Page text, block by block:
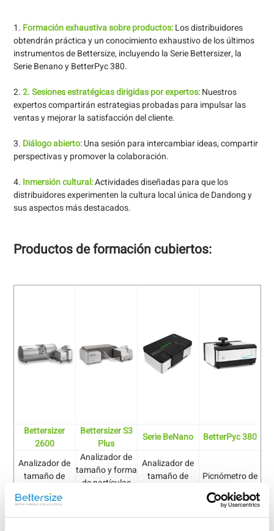
1. Formación exhaustiva sobre productos:Los distribuidores
obtendrán práctica y un conocimiento exhaustivo de los últimos
instrumentos de Bettersize, incluyendo la Serie Bettersizer, la
Serie Benano y BetterPyc 380.
2.2. Sesiones estratégicas dirigidas por expertos:Nuestros
expertos compartirán estrategias probadas para impulsar las
ventas y mejorar la satisfacción del cliente.
3. Diálogo abierto:Una sesión para intercambiar ideas, compartir
perspectivas y promover la colaboración.
4. Inmersión cultural:Actividades diseñadas para que los
distribuidores experimenten la cultura local única de Dandong y
sus aspectos más destacados.
Productos de formación cubiertos:
Bettersizer
2600
Bettersizer S3
Plus
Serie BeNano BetterPyc 380
Analizador de
tamaño de
difracción láser
Analizador de
tamaño y forma
de partículas
Analizador de
tamaño de
Picnómetro de
gas